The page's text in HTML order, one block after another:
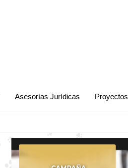
Asesorías Jurídicas Proyectos